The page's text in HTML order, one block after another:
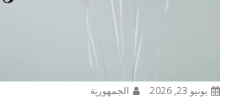
يونيو 23, 2026 الجمهورية